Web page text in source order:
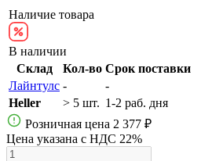
Наличие товара
В наличии
Склад
Кол-во Срок поставки
Лайнтулс -
-
Heller
> 5 шт. 1-2 раб. дня
Розничная цена 2 377 ₽
Цена указана с НДС 22%